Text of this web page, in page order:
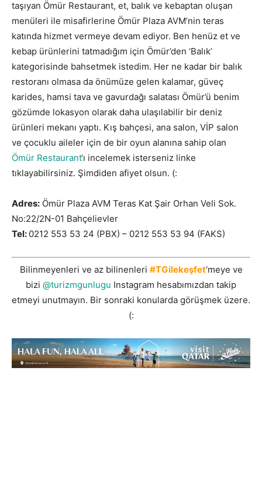
taşıyan Ömür Restaurant, et, balık ve kebaptan oluşan
menüleri ile misafirlerine Ömür Plaza AVM’nin teras
katında hizmet vermeye devam ediyor. Ben henüz et ve
kebap ürünlerini tatmadığım için Ömür’den ‘Balık’
kategorisinde bahsetmek istedim. Her ne kadar bir balık
restoranı olmasa da önümüze gelen kalamar, güveç
karides, hamsi tava ve gavurdağı salatası Ömür’ü benim
gözümde lokasyon olarak daha ulaşılabilir bir deniz
ürünleri mekanı yaptı. Kış bahçesi, ana salon, VİP salon
ve çocuklu aileler için de bir oyun alanına sahip olan
Ömür Restaurant‘ı incelemek isterseniz linke
tıklayabilirsiniz. Şimdiden afiyet olsun. (:
Adres: Ömür Plaza AVM Teras Kat Şair Orhan Veli Sok.
No:22/2N-01 Bahçelievler
Tel: 0212 553 53 24 (PBX) – 0212 553 53 94 (FAKS)
Bilinmeyenleri ve az bilinenleri #TGilekeşfet‘meye ve
bizi @turizmgunlugu Instagram hesabımızdan takip
etmeyi unutmayın. Bir sonraki konularda görüşmek üzere.
(: